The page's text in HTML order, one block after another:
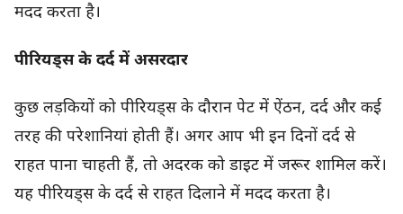
मदद करता है।
पीरियड्स के दर्द में असरदार
कुछ लड़कियों को पीरियड्स के दौरान पेट में ऐंठन, दर्द और कई
तरह की परेशानियां होती हैं। अगर आप भी इन दिनों दर्द से
राहत पाना चाहती हैं, तो अदरक को डाइट में जरूर शामिल करें।
यह पीरियड्स के दर्द से राहत दिलाने में मदद करता है।